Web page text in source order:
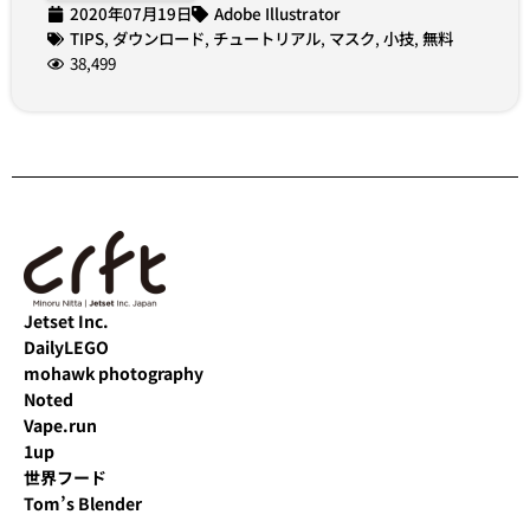
2020年07月19日
Adobe Illustrator
TIPS, ダウンロード, チュートリアル, マスク, 小技, 無料
38,499
Jetset Inc.
DailyLEGO
mohawk photography
Noted
Vape.run
1up
世界フード
Tom’s Blender